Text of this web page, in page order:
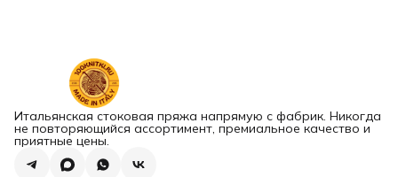
Итальянская стоковая пряжа напрямую с фабрик. Никогда
не повторяющийся ассортимент, премиальное качество и
приятные цены.